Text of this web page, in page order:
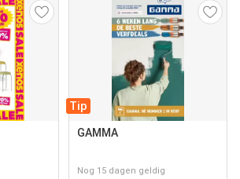
Tip
GAMMA
Nog 15 dagen geldig